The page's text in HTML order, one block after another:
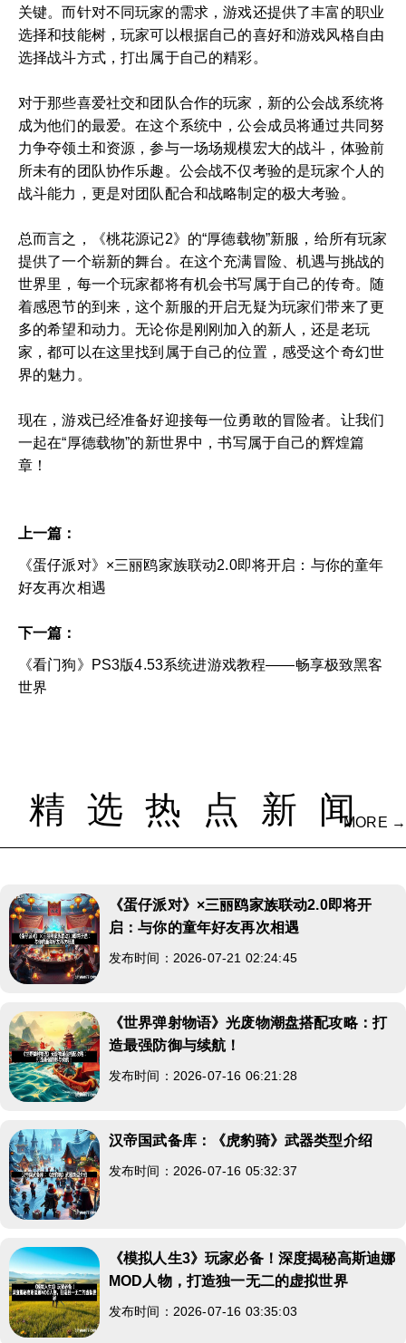
关键。而针对不同玩家的需求，游戏还提供了丰富的职业
选择和技能树，玩家可以根据自己的喜好和游戏风格自由
选择战斗方式，打出属于自己的精彩。
对于那些喜爱社交和团队合作的玩家，新的公会战系统将
成为他们的最爱。在这个系统中，公会成员将通过共同努
力争夺领土和资源，参与一场场规模宏大的战斗，体验前
所未有的团队协作乐趣。公会战不仅考验的是玩家个人的
战斗能力，更是对团队配合和战略制定的极大考验。
总而言之，《桃花源记2》的“厚德载物”新服，给所有玩家
提供了一个崭新的舞台。在这个充满冒险、机遇与挑战的
世界里，每一个玩家都将有机会书写属于自己的传奇。随
着感恩节的到来，这个新服的开启无疑为玩家们带来了更
多的希望和动力。无论你是刚刚加入的新人，还是老玩
家，都可以在这里找到属于自己的位置，感受这个奇幻世
界的魅力。
现在，游戏已经准备好迎接每一位勇敢的冒险者。让我们
一起在“厚德载物”的新世界中，书写属于自己的辉煌篇
章！
上一篇：
《蛋仔派对》×三丽鸥家族联动2.0即将开启：与你的童年
好友再次相遇
下一篇：
《看门狗》PS3版4.53系统进游戏教程——畅享极致黑客
世界
精选热点新闻
MORE →
《蛋仔派对》×三丽鸥家族联动2.0即将开
启：与你的童年好友再次相遇
发布时间：2026-07-21 02:24:45
《世界弹射物语》光废物潮盘搭配攻略：打
造最强防御与续航！
发布时间：2026-07-16 06:21:28
汉帝国武备库：《虎豹骑》武器类型介绍
发布时间：2026-07-16 05:32:37
《模拟人生3》玩家必备！深度揭秘高斯迪娜
MOD人物，打造独一无二的虚拟世界
发布时间：2026-07-16 03:35:03